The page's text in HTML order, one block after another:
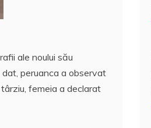
ale noului său
peruanca a observat
femeia a declarat